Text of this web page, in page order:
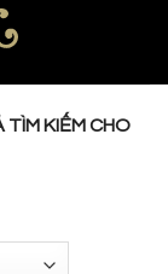
TÌM KIẾM CHO